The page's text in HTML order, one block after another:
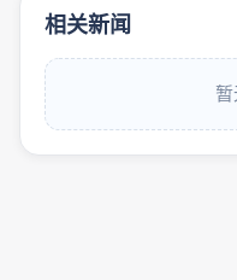
相关新闻